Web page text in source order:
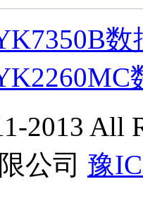
2013 All
公司 豫